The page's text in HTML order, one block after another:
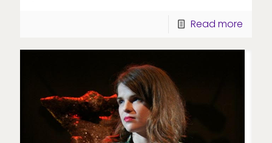
Read more